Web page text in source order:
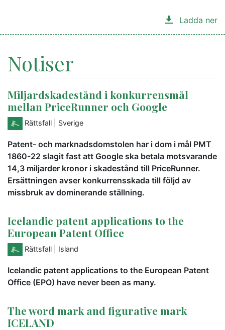
Ladda ner
Notiser
Miljardskadestånd i konkurrensmål
mellan PriceRunner och Google
Rättsfall | Sverige
Patent- och marknadsdomstolen har i dom i mål PMT
1860-22 slagit fast att Google ska betala motsvarande
14,3 miljarder kronor i skadestånd till PriceRunner.
Ersättningen avser konkurrensskada till följd av
missbruk av dominerande ställning.
Icelandic patent applications to the
European Patent Office
Rättsfall | Island
Icelandic patent applications to the European Patent
Office (EPO) have never been as many.
The word mark and figurative mark
ICELAND